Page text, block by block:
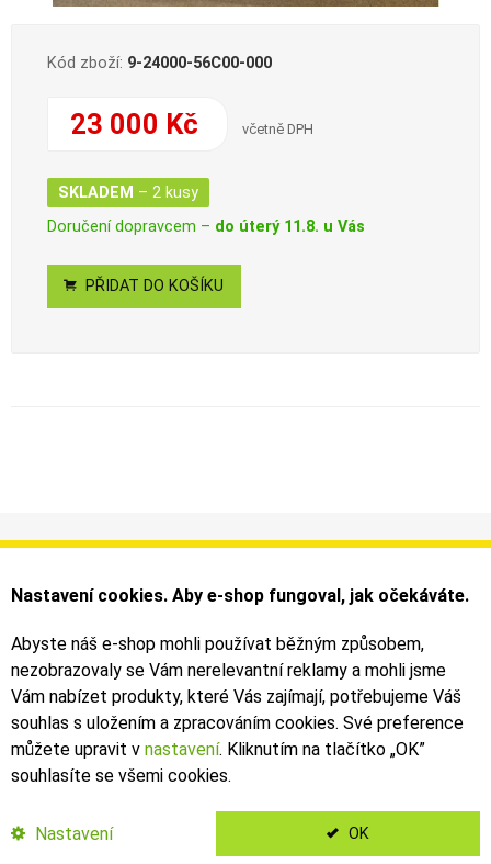
Kód zboží: 9-24000-56C00-000
23 000 Kč včetně DPH
SKLADEM – 2 kusy
Doručení dopravcem – do úterý 11.8. u Vás
PŘIDAT DO KOŠÍKU
Informace
Obchodní podmínky
Můj účet
Faktury
Bezpečné on-line platby dodává ComGate
Nastavení cookies. Aby e-shop fungoval, jak očekáváte.
Abyste náš e-shop mohli používat běžným způsobem,
nezobrazovaly se Vám nerelevantní reklamy a mohli jsme
Vám nabízet produkty, které Vás zajímají, potřebujeme Váš
souhlas s uložením a zpracováním cookies. Své preference
můžete upravit v nastavení. Kliknutím na tlačítko „OK”
souhlasíte se všemi cookies.
Nastavení OK